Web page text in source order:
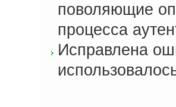
поволяющие
процесса
Исправлена